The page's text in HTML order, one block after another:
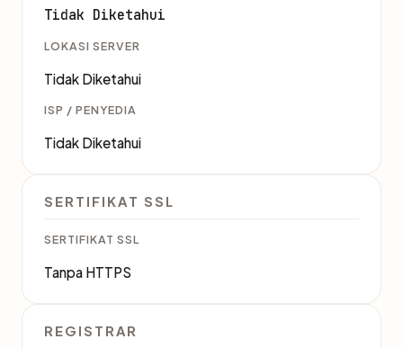
Tidak Diketahui
LOKASI SERVER
Tidak Diketahui
ISP / PENYEDIA
Tidak Diketahui
SERTIFIKAT SSL
SERTIFIKAT SSL
Tanpa HTTPS
REGISTRAR